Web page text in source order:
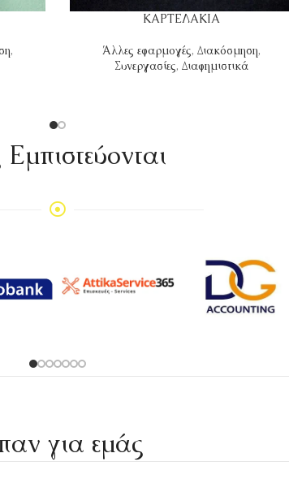
,
ΚΑΡΤΕΛΑΚΙΑ
Άλλες εφαρμογές,Διακόσμηση,
Συνεργασίες,Διαφημιστικά
για εμάς